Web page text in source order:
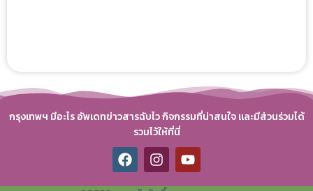
กรุงเทพฯ มีอะไร อัพเดทข่าวสารฉับไว กิจกรรมที่น่าสนใจ และมีส่วนร่วมได้
รวมไว้ให้ที่นี่